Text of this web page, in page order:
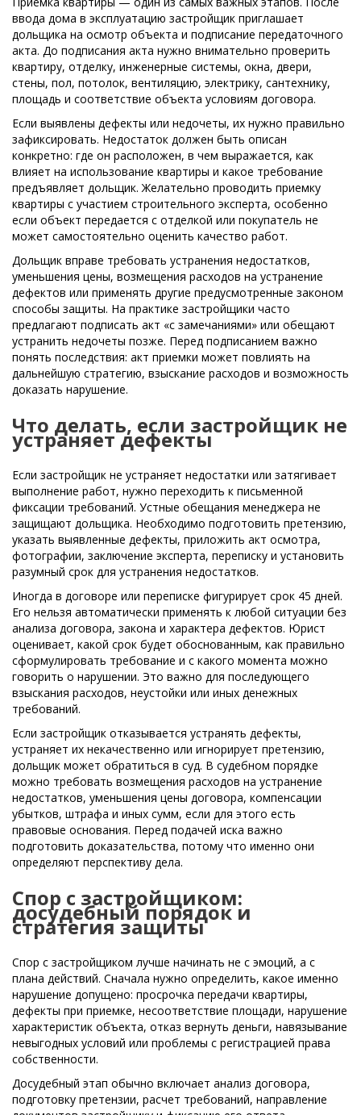
ввода дома в эксплуатацию застройщик приглашает
дольщика на осмотр объекта и подписание передаточного
акта. До подписания акта нужно внимательно проверить
квартиру, отделку, инженерные системы, окна, двери,
стены, пол, потолок, вентиляцию, электрику, сантехнику,
площадь и соответствие объекта условиям договора.
Если выявлены дефекты или недочеты, их нужно правильно
зафиксировать. Недостаток должен быть описан
конкретно: где он расположен, в чем выражается, как
влияет на использование квартиры и какое требование
предъявляет дольщик. Желательно проводить приемку
квартиры с участием строительного эксперта, особенно
если объект передается с отделкой или покупатель не
может самостоятельно оценить качество работ.
Дольщик вправе требовать устранения недостатков,
уменьшения цены, возмещения расходов на устранение
дефектов или применять другие предусмотренные законом
способы защиты. На практике застройщики часто
предлагают подписать акт «с замечаниями» или обещают
устранить недочеты позже. Перед подписанием важно
понять последствия: акт приемки может повлиять на
дальнейшую стратегию, взыскание расходов и возможность
доказать нарушение.
Что делать, если застройщик не
устраняет дефекты
Если застройщик не устраняет недостатки или затягивает
выполнение работ, нужно переходить к письменной
фиксации требований. Устные обещания менеджера не
защищают дольщика. Необходимо подготовить претензию,
указать выявленные дефекты, приложить акт осмотра,
фотографии, заключение эксперта, переписку и установить
разумный срок для устранения недостатков.
Иногда в договоре или переписке фигурирует срок 45 дней.
Его нельзя автоматически применять к любой ситуации без
анализа договора, закона и характера дефектов. Юрист
оценивает, какой срок будет обоснованным, как правильно
сформулировать требование и с какого момента можно
говорить о нарушении. Это важно для последующего
взыскания расходов, неустойки или иных денежных
требований.
Если застройщик отказывается устранять дефекты,
устраняет их некачественно или игнорирует претензию,
дольщик может обратиться в суд. В судебном порядке
можно требовать возмещения расходов на устранение
недостатков, уменьшения цены договора, компенсации
убытков, штрафа и иных сумм, если для этого есть
правовые основания. Перед подачей иска важно
подготовить доказательства, потому что именно они
определяют перспективу дела.
Спор с застройщиком:
досудебный порядок и
стратегия защиты
Спор с застройщиком лучше начинать не с эмоций, а с
плана действий. Сначала нужно определить, какое именно
нарушение допущено: просрочка передачи квартиры,
дефекты при приемке, несоответствие площади, нарушение
характеристик объекта, отказ вернуть деньги, навязывание
невыгодных условий или проблемы с регистрацией права
собственности.
Досудебный этап обычно включает анализ договора,
подготовку претензии, расчет требований, направление